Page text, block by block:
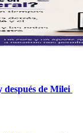
después de Milei